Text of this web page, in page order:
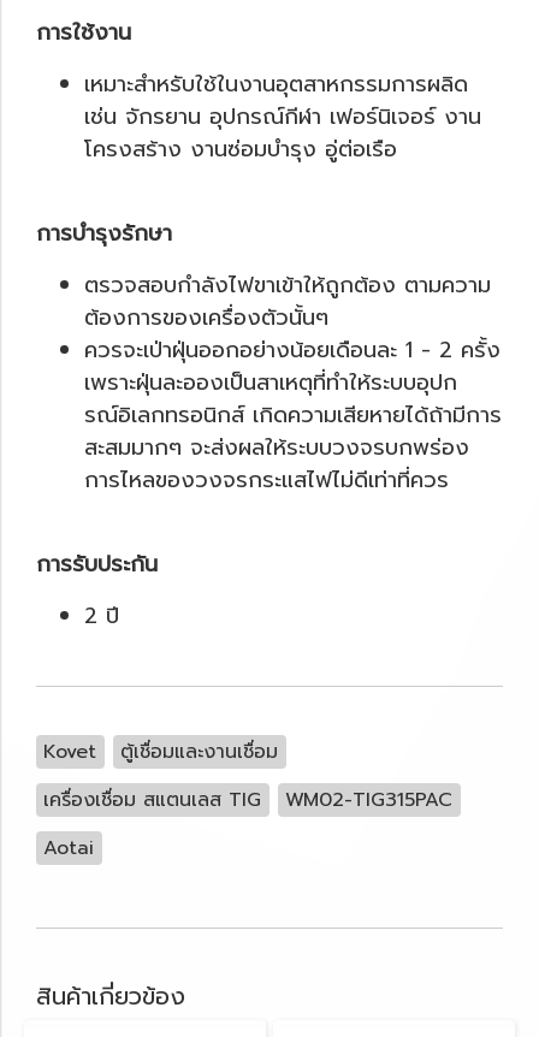
การใช้งาน
เหมาะสำหรับใช้ในงานอุตสาหกรรมการผลิด
เช่น จักรยาน อุปกรณ์กีฬา เฟอร์นิเจอร์ งาน
โครงสร้าง งานซ่อมบำรุง อู่ต่อเรือ
การบำรุงรักษา
ตรวจสอบกำลังไฟขาเข้าให้ถูกต้อง ตามความ
ต้องการของเครื่องตัวนั้นๆ
ควรจะเป่าฝุ่นออกอย่างน้อยเดือนละ 1 - 2 ครั้ง
เพราะฝุ่นละอองเป็นสาเหตุที่ทำให้ระบบอุปก
รณ์อิเลกทรอนิกส์ เกิดความเสียหายได้ถ้ามีการ
สะสมมากๆ จะส่งผลให้ระบบวงจรบกพร่อง
การไหลของวงจรกระแสไฟไม่ดีเท่าที่ควร
การรับประกัน
2 ปี
Kovet
ตู้เชื่อมและงานเชื่อม
เครื่องเชื่อม สแตนเลส TIG
WM02-TIG315PAC
Aotai
สินค้าเกี่ยวข้อง